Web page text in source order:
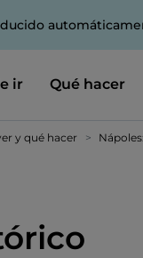
ir Qué hacer
y qué hacer